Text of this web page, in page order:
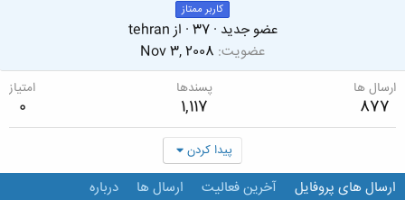
کاربر ممتاز
عضو جدید ·
37
· ازtehran
عضویت Nov 3, 2008
ارسال ها
877
پسندها
1,117
امتیاز
0
پیدا کردن
ارسال های پروفایل آخرین فعالیت ارسال ها درباره